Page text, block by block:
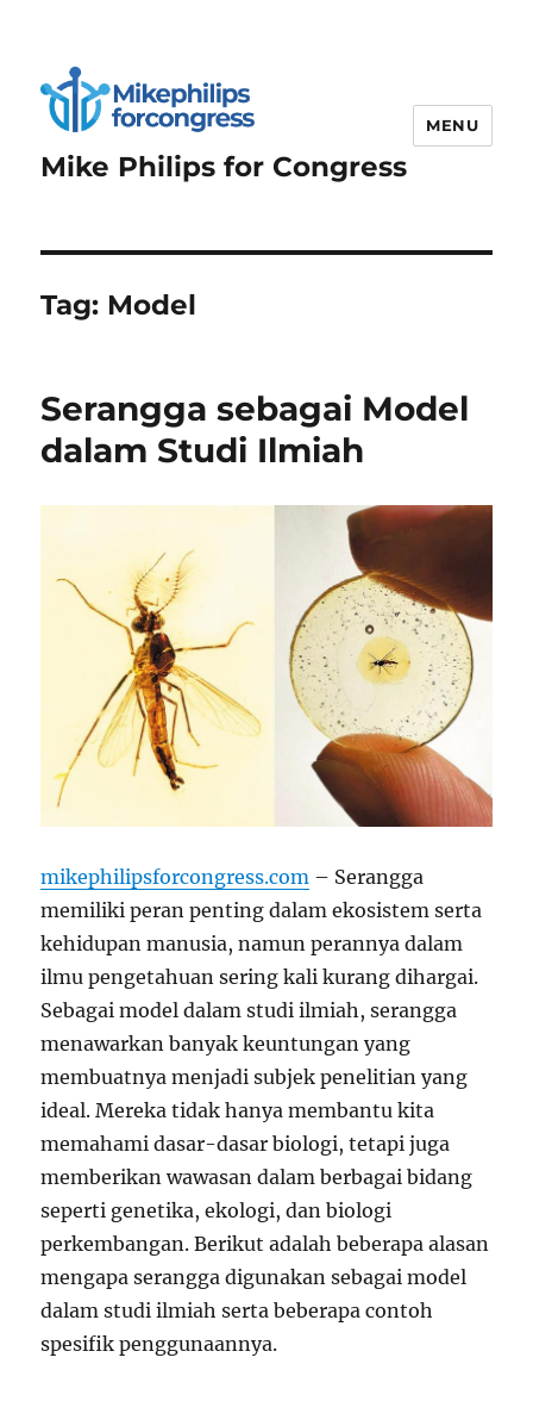
Mike Philips for Congress
MENU
Tag: Model
Serangga sebagai Model
dalam Studi Ilmiah
mikephilipsforcongress.com – Serangga
memiliki peran penting dalam ekosistem serta
kehidupan manusia, namun perannya dalam
ilmu pengetahuan sering kali kurang dihargai.
Sebagai model dalam studi ilmiah, serangga
menawarkan banyak keuntungan yang
membuatnya menjadi subjek penelitian yang
ideal. Mereka tidak hanya membantu kita
memahami dasar-dasar biologi, tetapi juga
memberikan wawasan dalam berbagai bidang
seperti genetika, ekologi, dan biologi
perkembangan. Berikut adalah beberapa alasan
mengapa serangga digunakan sebagai model
dalam studi ilmiah serta beberapa contoh
spesifik penggunaannya.